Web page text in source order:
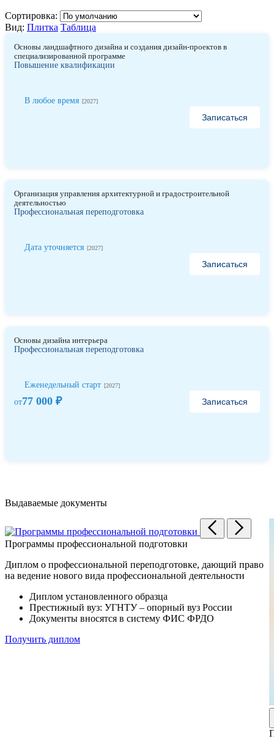
Сортировка:
Вид: Плитка Таблица
Основы ландшафтного дизайна и создания дизайн-проектов в
специализированной программе
Повышение квалификации
В любое время [2027]
Записаться
Организация управления архитектурной и градостроительной
деятельностью
Профессиональная переподготовка
Дата уточняется [2027]
Записаться
Основы дизайна интерьера
Профессиональная переподготовка
Еженедельный старт [2027]
от77 000 ₽ Записаться
Выдаваемые документы
Программы профессиональной подготовки
Диплом о профессиональной переподготовке, дающий право
на ведение нового вида профессиональной деятельности
Диплом установленного образца
Престижный вуз: УГНТУ – опорный вуз России
Документы вносятся в систему ФИС ФРДО
Получить диплом